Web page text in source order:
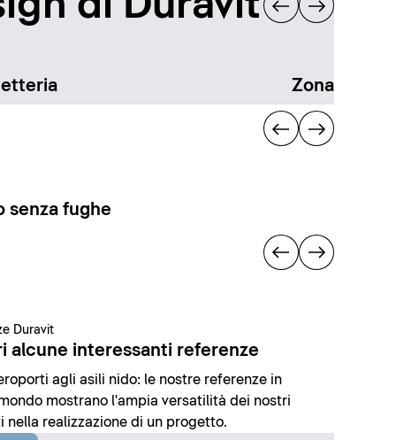
Zona doccia
senza fughe
Duravit
alcune interessanti referenze
agli asili nido: le nostre referenze in
mostrano l'ampia versatilità dei nostri
nella realizzazione di un progetto.